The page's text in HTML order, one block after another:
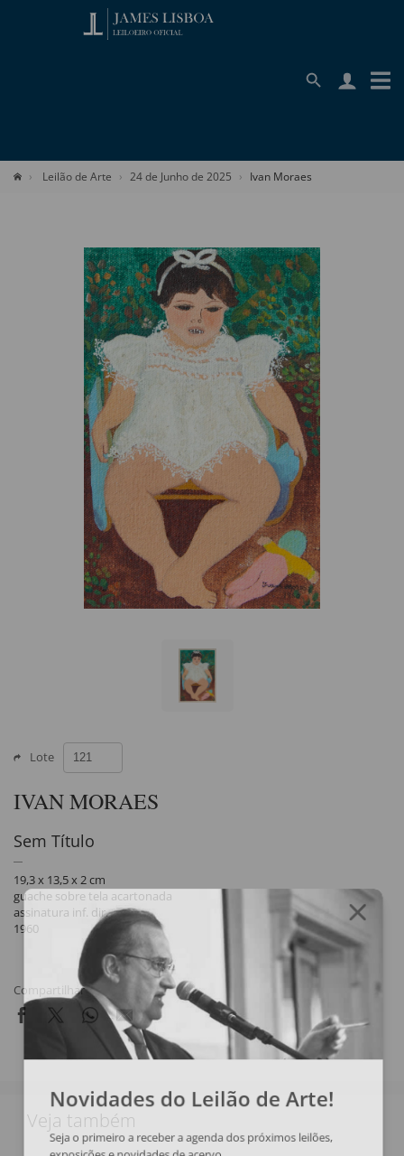
Leilão de Arte 24 de Junho de 2025 Ivan Moraes
Lote
IVAN MORAES
Sem Título
19,3 x 13,5 x 2 cm
guache sobre tela acartonada
assinatura inf. dir.
1960
Compartilhar
Veja também
Novidades do Leilão de Arte!
Seja o primeiro a receber a agenda dos próximos leilões,